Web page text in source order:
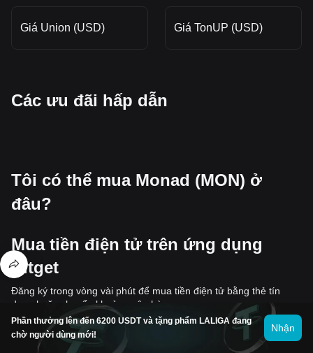
Giá Union (USD) Giá TonUP (USD)
Các ưu đãi hấp dẫn
Tôi có thể mua Monad (MON) ở
đâu?
Mua tiền điện tử trên ứng dụng
Bitget
Đăng ký trong vòng vài phút để mua tiền điện tử bằng thẻ tín
dụng hoặc chuyển khoản ngân hàng.
Phần thưởng lên đến 6200 USDT và tặng phẩm LALIGA đang
chờ người dùng mới!
Nhận